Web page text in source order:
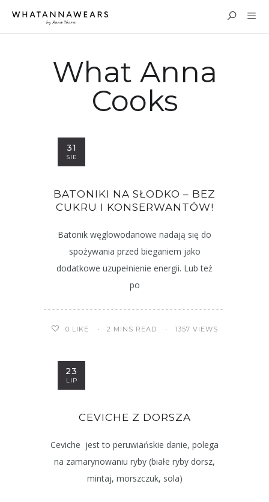
What Anna
Cooks
31
SIE
BATONIKI NA SŁODKO – BEZ
CUKRU I KONSERWANTÓW!
Batonik węglowodanowe nadają się do
spożywania przed bieganiem jako
dodatkowe uzupełnienie energii. Lub też
po
0 LIKE 2 MINS READ 1357 VIEWS
23
LIP
CEVICHE Z DORSZA
Ceviche jest to peruwiańskie danie, polega
na zamarynowaniu ryby (białe ryby dorsz,
mintaj, morszczuk, sola)